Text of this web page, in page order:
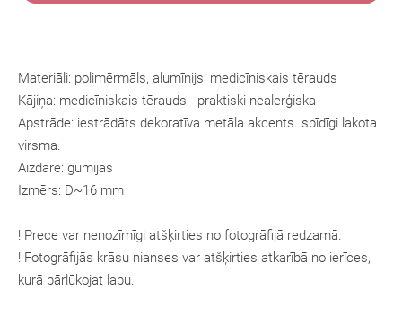
Materiāli: polimērmāls, alumīnijs, medicīniskais tērauds
Kājiņa: medicīniskais tērauds - praktiski nealerģiska
Apstrāde: iestrādāts dekoratīva metāla akcents. spīdīgi lakota
virsma.
Aizdare: gumijas
Izmērs: D~16 mm
! Prece var nenozīmīgi atšķirties no fotogrāfijā redzamā.
! Fotogrāfijās krāsu nianses var atšķirties atkarībā no ierīces,
kurā pārlūkojat lapu.